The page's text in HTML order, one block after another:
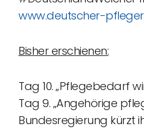
www.deutscher-
Bisher erschienen:
Tag 10. „Pflegebedarf
Tag 9. „Angehörige
Bundesregierung kürzt